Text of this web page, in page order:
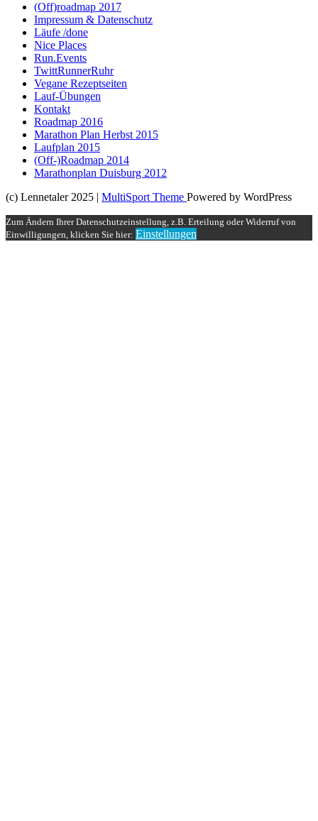
(Off)roadmap 2017
Impressum & Datenschutz
Läufe /done
Nice Places
Run.Events
TwittRunnerRuhr
Vegane Rezeptseiten
Lauf-Übungen
Kontakt
Roadmap 2016
Marathon Plan Herbst 2015
Laufplan 2015
(Off-)Roadmap 2014
Marathonplan Duisburg 2012
(c) Lennetaler 2025 | MultiSport Theme Powered by WordPress
Zum Ändern Ihrer Datenschutzeinstellung, z.B. Erteilung oder Widerruf von
Einwilligungen, klicken Sie hier: Einstellungen